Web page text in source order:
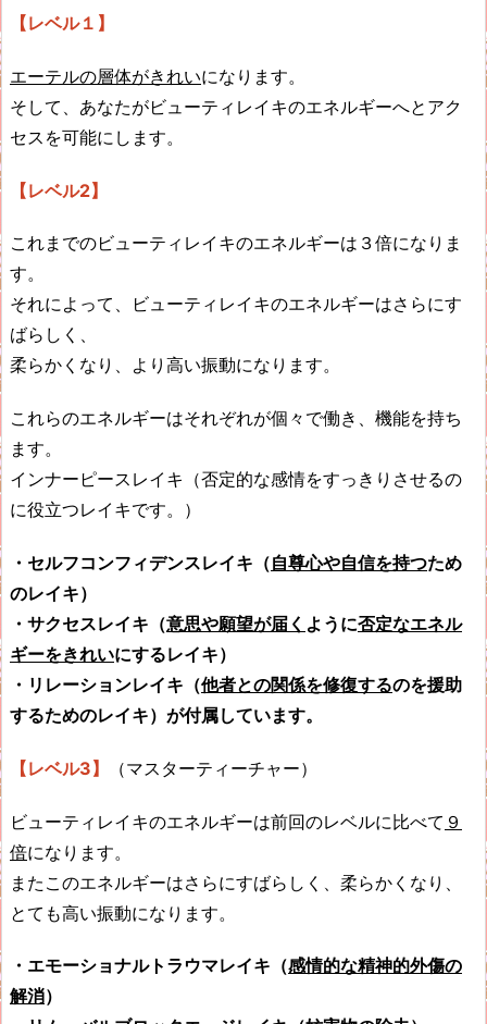
【レベル１】
エーテルの層体がきれいになります。
そして、あなたがビューティレイキのエネルギーへとアク
セスを可能にします。
【レベル2】
これまでのビューティレイキのエネルギーは３倍になりま
す。
それによって、ビューティレイキのエネルギーはさらにす
ばらしく、
柔らかくなり、より高い振動になります。
これらのエネルギーはそれぞれが個々で働き、機能を持ち
ます。
インナーピースレイキ（否定的な感情をすっきりさせるの
に役立つレイキです。）
・セルフコンフィデンスレイキ（自尊心や自信を持つため
のレイキ）
・サクセスレイキ（意思や願望が届く ように否定なエネル
ギーをきれいにするレイキ）
・リレーションレイキ（他者との関係を修復するのを援助
するためのレイキ）が付属しています。
【レベル3】 （マスターティーチャー）
ビューティレイキのエネルギーは前回のレベルに比べて ９
倍になります。
またこのエネルギーはさらにすばらしく、柔らかくなり、
とても高い振動になります。
・エモーショナルトラウマレイキ（感情的な精神的外傷の
解消）